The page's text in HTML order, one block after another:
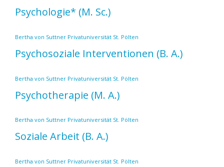
Psychologie* (M. Sc.)
Bertha von Suttner Privatuniversität St. Pölten
Psychosoziale Interventionen (B. A.)
Bertha von Suttner Privatuniversität St. Pölten
Psychotherapie (M. A.)
Bertha von Suttner Privatuniversität St. Pölten
Soziale Arbeit (B. A.)
Bertha von Suttner Privatuniversität St. Pölten